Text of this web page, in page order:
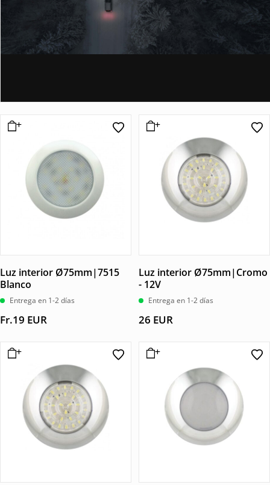
Luz interior Ø75mm|7515
Blanco
Entrega en 1-2 días
Fr.19 EUR
Luz interior Ø75mm|Cromo
- 12V
Entrega en 1-2 días
26 EUR